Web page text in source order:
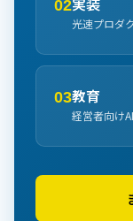
02
光速プロダ
03教育
経営者向け